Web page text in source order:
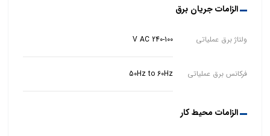
الزامات جریان برق
ولتاژ برق عملیاتی V AC 240-100
فرکانس برق عملیاتی 50Hz to 60Hz
الزامات محیط کار